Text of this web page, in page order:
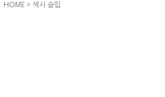
HOME>섹시 슬립